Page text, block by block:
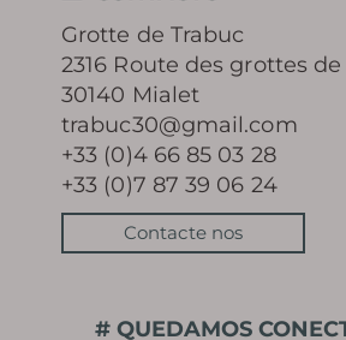
MISTERIO DE LOS
SOLDADOS
CONSERVACIÓN Y
PROTECCIÓN DE LA
Grotte de Trabuc
2316 Route des grottes
30140 Mialet
trabuc30@gmail.com
+33 (0)4 66 85 03 28
+33 (0)7 87 39 06 24
Contacte nos
# QUEDAMOS